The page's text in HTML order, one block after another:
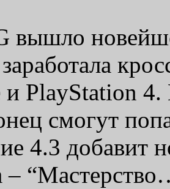
вышло
PlayStation
смогут
4.3 добавит
–